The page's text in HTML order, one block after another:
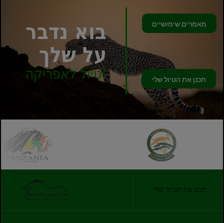
בוא נדבר
על שלך
טיול לאפריקה!
מאמרים שימושיים
תכנן את הטיול שלי
תכנן את הטיול שלי